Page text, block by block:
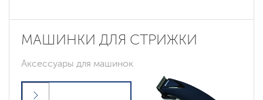
МАШИНКИ ДЛЯ СТРИЖКИ
Аксессуары для машинок